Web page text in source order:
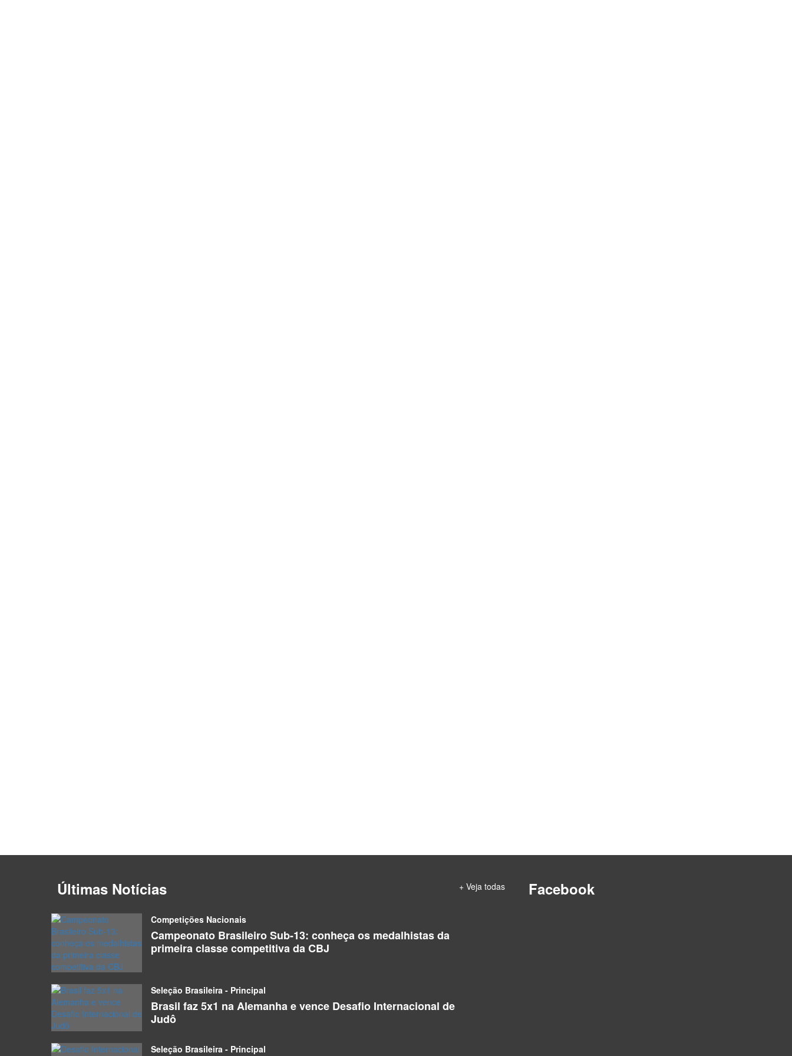
Últimas Notícias + Veja todas
Competições Nacionais
Campeonato Brasileiro Sub-13: conheça os medalhistas da
primeira classe competitiva da CBJ
Seleção Brasileira - Principal
Brasil faz 5x1 na Alemanha e vence Desafio Internacional de
Judô
Seleção Brasileira - Principal
Facebook